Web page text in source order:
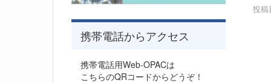
投
携帯電話からアクセス
携帯電話用Web-OPACは
こちらのQRコードからどうぞ！